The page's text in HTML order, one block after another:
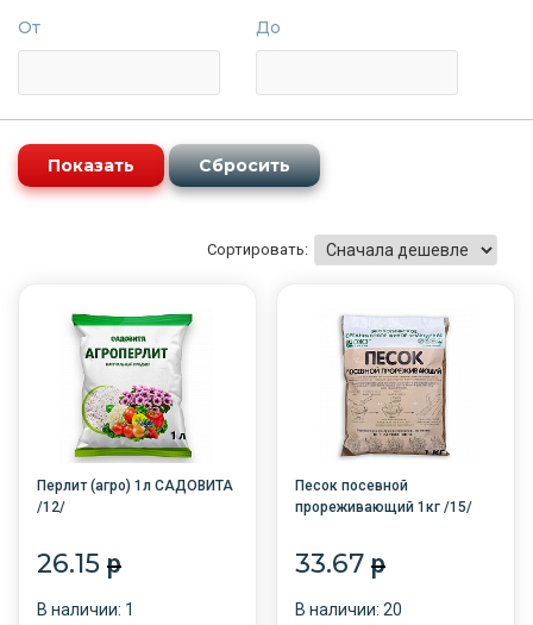
От До
Сортировать:
Перлит (агро) 1л САДОВИТА
/12/
26.15 p
В наличии: 1
Песок посевной
прореживающий 1кг /15/
33.67p
В наличии: 20